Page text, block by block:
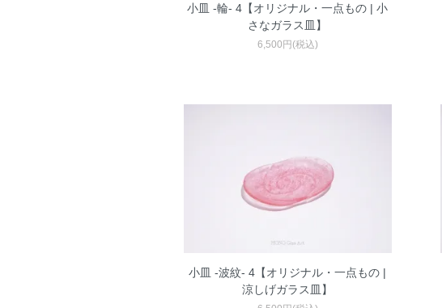
小皿 -輪- 4【オリジナル・一点もの | 小
さなガラス皿】
6,500円(税込)
小皿 -波紋- 4【オリジナル・一点もの |
涼しげガラス皿】